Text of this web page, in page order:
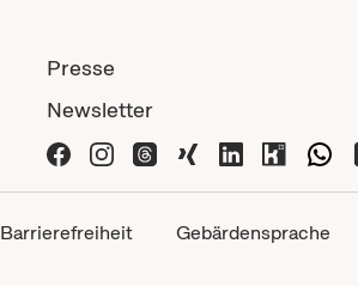
Presse
Newsletter
Barrierefreiheit Gebärdensprache